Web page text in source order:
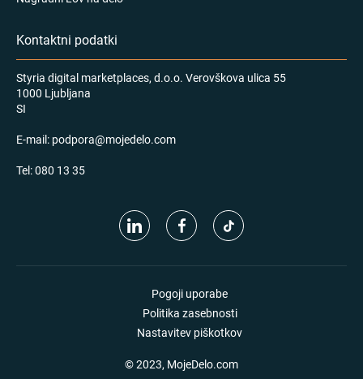
Kontaktni podatki
Styria digital marketplaces, d.o.o. Verovškova ulica 55
1000 Ljubljana
SI
E-mail: podpora@mojedelo.com
Tel:080 13 35
Pogoji uporabe
Politika zasebnosti
Nastavitev piškotkov
© 2023, MojeDelo.com